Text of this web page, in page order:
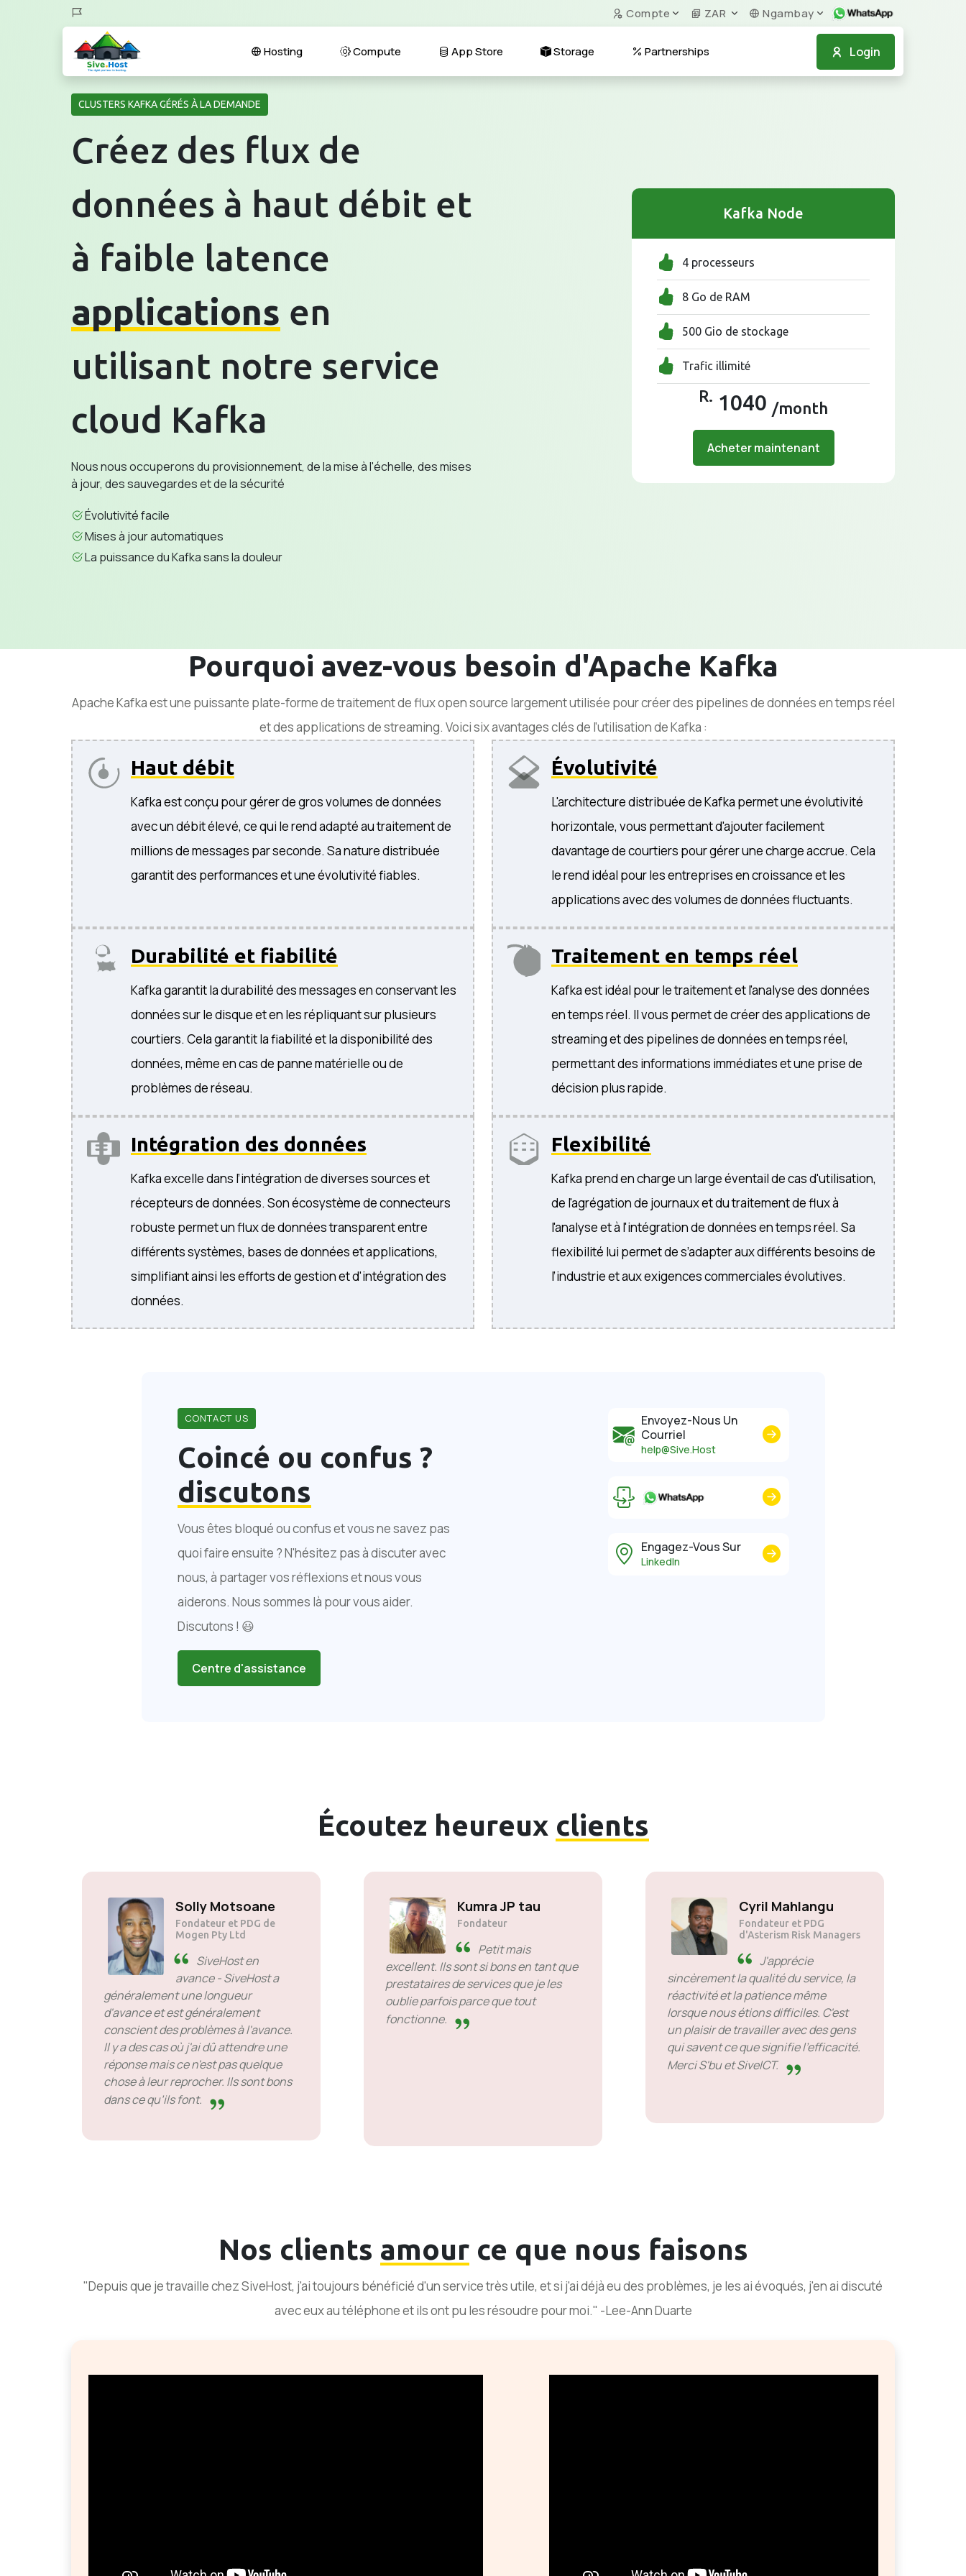
Compte ZAR Ngambay
Login
Hosting Compute App Store Storage Partnerships
CLUSTERS KAFKA GÉRÉS À LA DEMANDE
Créez des flux de
données à haut débit et
à faible latence
applications en
utilisant notre service
cloud Kafka
Nous nous occuperons du provisionnement, de la mise à l'échelle, des mises
à jour, des sauvegardes et de la sécurité
Évolutivité facile
Mises à jour automatiques
La puissance du Kafka sans la douleur
Kafka Node
4 processeurs
8 Go de RAM
500 Gio de stockage
Trafic illimité
R. 1040 /month
Acheter maintenant
Pourquoi avez-vous besoin d'Apache Kafka
Apache Kafka est une puissante plate-forme de traitement de flux open source largement utilisée pour créer des pipelines de données en temps réel
et des applications de streaming. Voici six avantages clés de l’utilisation de Kafka :
Haut débit
Kafka est conçu pour gérer de gros volumes de données
avec un débit élevé, ce qui le rend adapté au traitement de
millions de messages par seconde. Sa nature distribuée
garantit des performances et une évolutivité fiables.
Évolutivité
L'architecture distribuée de Kafka permet une évolutivité
horizontale, vous permettant d'ajouter facilement
davantage de courtiers pour gérer une charge accrue. Cela
le rend idéal pour les entreprises en croissance et les
applications avec des volumes de données fluctuants.
Durabilité et fiabilité
Kafka garantit la durabilité des messages en conservant les
données sur le disque et en les répliquant sur plusieurs
courtiers. Cela garantit la fiabilité et la disponibilité des
données, même en cas de panne matérielle ou de
problèmes de réseau.
Traitement en temps réel
Kafka est idéal pour le traitement et l'analyse des données
en temps réel. Il vous permet de créer des applications de
streaming et des pipelines de données en temps réel,
permettant des informations immédiates et une prise de
décision plus rapide.
Intégration des données
Kafka excelle dans l’intégration de diverses sources et
récepteurs de données. Son écosystème de connecteurs
robuste permet un flux de données transparent entre
différents systèmes, bases de données et applications,
simplifiant ainsi les efforts de gestion et d'intégration des
données.
Flexibilité
Kafka prend en charge un large éventail de cas d'utilisation,
de l'agrégation de journaux et du traitement de flux à
l'analyse et à l'intégration de données en temps réel. Sa
flexibilité lui permet de s’adapter aux différents besoins de
l’industrie et aux exigences commerciales évolutives.
CONTACT US
Coincé ou confus ?
discutons
Vous êtes bloqué ou confus et vous ne savez pas
quoi faire ensuite ? N'hésitez pas à discuter avec
nous, à partager vos réflexions et nous vous
aiderons. Nous sommes là pour vous aider.
Discutons ! 😃
Centre d'assistance
Envoyez-Nous Un
Courriel
help@Sive.Host
Engagez-Vous Sur
LinkedIn
Écoutez heureux clients
Solly Motsoane
Fondateur et PDG de
Mogen Pty Ltd
SiveHost en
avance - SiveHost a
généralement une longueur
d'avance et est généralement
conscient des problèmes à l'avance.
Il y a des cas où j'ai dû attendre une
réponse mais ce n'est pas quelque
chose à leur reprocher. Ils sont bons
dans ce qu’ils font.
Kumra JP tau
Fondateur
Petit mais
excellent. Ils sont si bons en tant que
prestataires de services que je les
oublie parfois parce que tout
fonctionne.
Cyril Mahlangu
Fondateur et PDG
d'Asterism Risk Managers
J'apprécie
sincèrement la qualité du service, la
réactivité et la patience même
lorsque nous étions difficiles. C'est
un plaisir de travailler avec des gens
qui savent ce que signifie l'efficacité.
Merci S'bu et SiveICT.
Nos clients amource que nous faisons
"Depuis que je travaille chez SiveHost, j'ai toujours bénéficié d'un service très utile, et si j'ai déjà eu des problèmes, je les ai évoqués, j'en ai discuté
avec eux au téléphone et ils ont pu les résoudre pour moi." -Lee-Ann Duarte